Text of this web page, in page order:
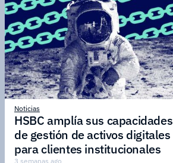
Noticias
HSBC amplía sus capacidades
de gestión de activos digitales
para clientes institucionales
3 semanas ago